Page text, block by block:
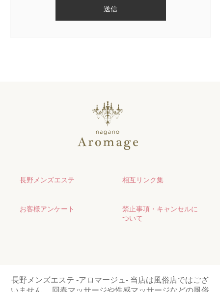
長野メンズエステ 相互リンク集
お客様アンケート
禁止事項・キャンセルに
ついて
長野メンズエステ -アロマージュ- 当店は風俗店ではござ
いません。 回春マッサージや性感マッサージなどの風俗